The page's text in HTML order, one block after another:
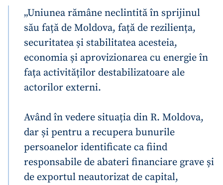
„Uniunea rămâne neclintită în sprijinul
său față de Moldova, față de reziliența,
securitatea și stabilitatea acesteia,
economia și aprovizionarea cu energie în
fața activităților destabilizatoare ale
actorilor externi.
Având în vedere situația din R. Moldova,
dar și pentru a recupera bunurile
persoanelor identificate ca fiind
responsabile de abateri financiare grave și
de exportul neautorizat de capital,